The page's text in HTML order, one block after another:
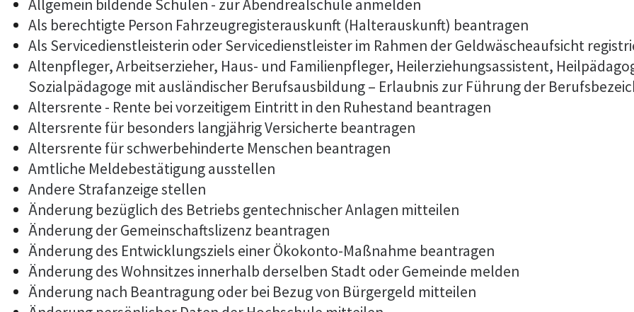
Allgemein bildende Schulen - zur Abendrealschule anmelden
Als berechtigte Person Fahrzeugregisterauskunft (Halterauskunft) beantragen
Als Servicedienstleisterin oder Servicedienstleister im Rahmen der Geldwäscheaufsicht
Altenpfleger, Arbeitserzieher, Haus- und Familienpfleger, Heilerziehungsassistent,
Sozialpädagoge mit ausländischer Berufsausbildung – Erlaubnis zur Führung der
Altersrente - Rente bei vorzeitigem Eintritt in den Ruhestand beantragen
Altersrente für besonders langjährig Versicherte beantragen
Altersrente für schwerbehinderte Menschen beantragen
Amtliche Meldebestätigung ausstellen
Andere Strafanzeige stellen
Änderung bezüglich des Betriebs gentechnischer Anlagen mitteilen
Änderung der Gemeinschaftslizenz beantragen
Änderung des Entwicklungsziels einer Ökokonto-Maßnahme beantragen
Änderung des Wohnsitzes innerhalb derselben Stadt oder Gemeinde melden
Änderung nach Beantragung oder bei Bezug von Bürgergeld mitteilen